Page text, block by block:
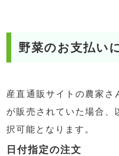
野菜のお支払い
産直通販サイトの農家さ
が販売されていた場合、
択可能となります。
日付指定の注文